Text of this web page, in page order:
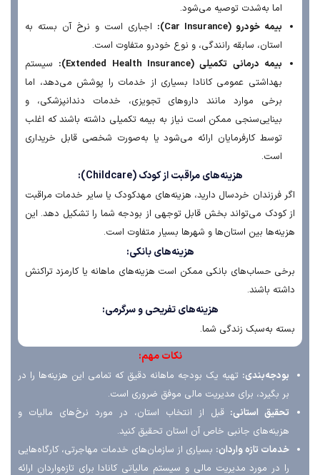
اما به‌شدت توصیه می‌شود.
بیمه خودرو (Car Insurance):
اجباری است و نرخ آن بسته به
استان، سابقه رانندگی، و نوع خودرو متفاوت است.
بیمه درمانی تکمیلی (Extended Health Insurance):
سیستم
بهداشتی عمومی کانادا بسیاری از خدمات را پوشش می‌دهد، اما
برخی موارد مانند داروهای تجویزی، خدمات دندانپزشکی، و
بینایی‌سنجی ممکن است نیاز به بیمه تکمیلی داشته باشند که اغلب
توسط کارفرمایان ارائه می‌شود یا به‌صورت شخصی قابل خریداری
هزینه‌های مراقبت از کودک (Childcare):
فرزندان خردسال دارید، هزینه‌های مهدکودک یا سایر خدمات مراقبت
می‌تواند بخش قابل توجهی از بودجه شما را تشکیل دهد. این
بین استان‌ها و شهرها بسیار متفاوت است.
هزینه‌های بانکی:
حساب‌های بانکی ممکن است هزینه‌های ماهانه یا کارمزد تراکنش
باشند.
هزینه‌های تفریحی و سرگرمی:
به‌سبک زندگی شما.
نکات مهم:
تهیه یک بودجه ماهانه دقیق که تمامی این هزینه‌ها را در
بگیرد، برای مدیریت مالی موفق ضروری است.
استانی: قبل از انتخاب استان، در مورد نرخ‌های مالیات و
جانبی خاص آن استان تحقیق کنید.
تازه واردان:بسیاری از سازمان‌های خدمات مهاجرتی، کارگاه‌هایی
در مورد مدیریت مالی و سیستم مالیاتی کانادا برای تازه‌واردان ارائه